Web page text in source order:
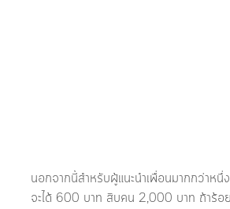
นอกจากนี้สำหรับผู้แนะนำเพื่อนมากกว่าห
จะได้ 600 บาท สิบคน 2,000 บาท ถ้าร้